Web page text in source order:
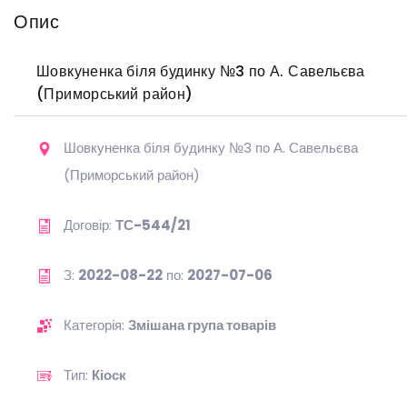
Опис
Шовкуненка біля будинку №3 по А. Савельєва
(Приморський район)
Шовкуненка біля будинку №3 по А. Савельєва
(Приморський район)
Договір: ТС-544/21
З: 2022-08-22 по: 2027-07-06
Категорія: Змішана група товарів
Тип: Кіоск